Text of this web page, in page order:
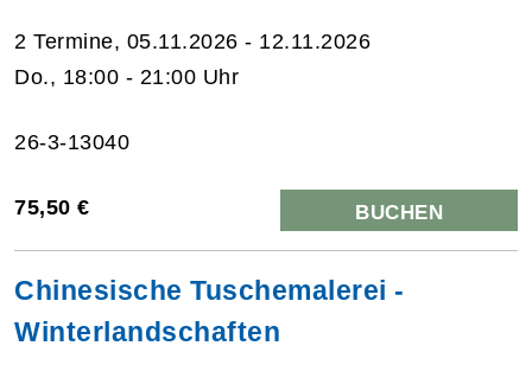
2 Termine, 05.11.2026 - 12.11.2026
Do., 18:00 - 21:00 Uhr
26-3-13040
75,50 € BUCHEN
Chinesische Tuschemalerei -
Winterlandschaften